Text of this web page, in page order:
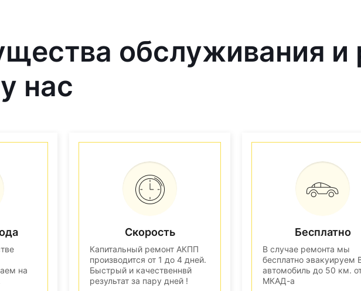
обслуживания и
нас
на
Скорость
Капитальный ремонт АКПП
производится от 1 до 4 дней.
Быстрый и качественнвй
результат за пару дней !
Бесплатно
В случае ремонта мы
бесплатно эвакуируем
автомобиль до 50 км.
МКАД-а